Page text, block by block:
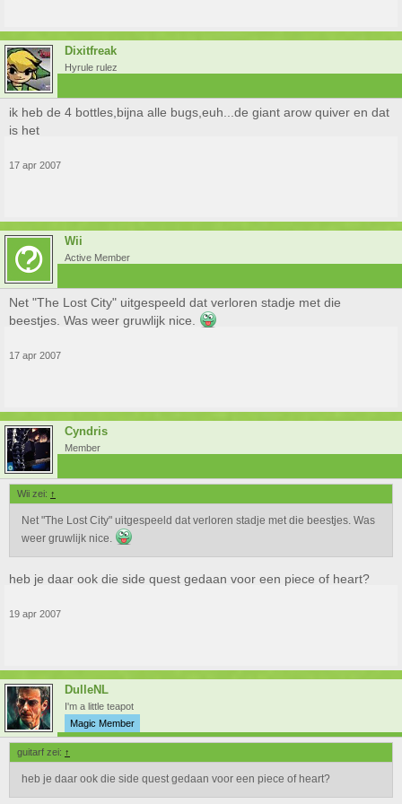
Dixitfreak
Hyrule rulez
ik heb de 4 bottles,bijna alle bugs,euh...de giant arow quiver en dat
is het
17 apr 2007
Wii
Active Member
Net "The Lost City" uitgespeeld dat verloren stadje met die
beestjes. Was weer gruwlijk nice.
17 apr 2007
Cyndris
Member
Wii zei: ↑
Net "The Lost City" uitgespeeld dat verloren stadje met die beestjes. Was
weer gruwlijk nice.
heb je daar ook die side quest gedaan voor een piece of heart?
19 apr 2007
DulleNL
I'm a little teapot
Magic Member
guitarf zei: ↑
heb je daar ook die side quest gedaan voor een piece of heart?